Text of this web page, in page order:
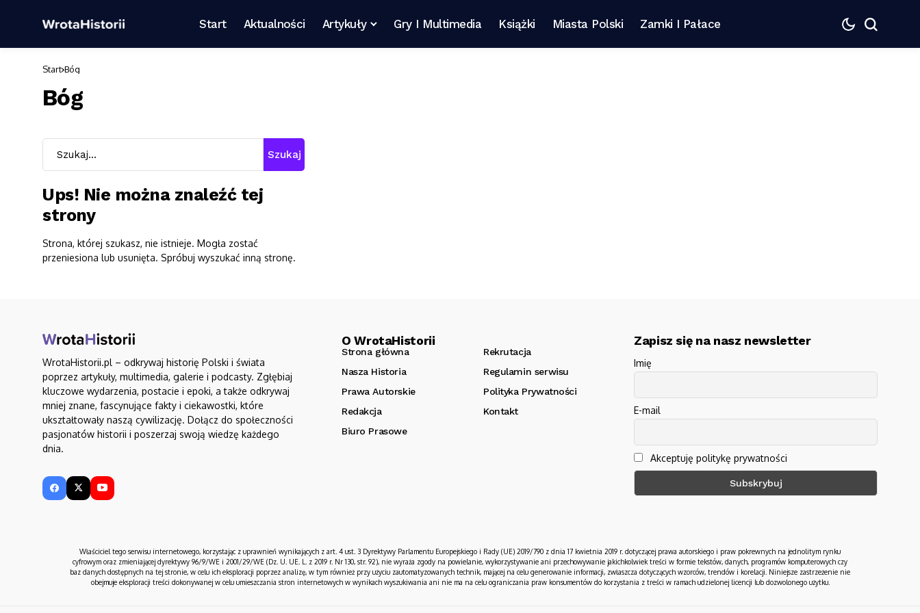
Start Aktualności Artykuły Gry I Multimedia Książki Miasta Polski Zamki I Pałace
Start Bóg
Bóg
Szukaj
Ups! Nie można znaleźć tej
strony
Strona, której szukasz, nie istnieje. Mogła zostać
przeniesiona lub usunięta. Spróbuj wyszukać inną stronę.
WrotaHistorii.pl – odkrywaj historię Polski i świata
poprzez artykuły, multimedia, galerie i podcasty. Zgłębiaj
kluczowe wydarzenia, postacie i epoki, a także odkrywaj
mniej znane, fascynujące fakty i ciekawostki, które
ukształtowały naszą cywilizację. Dołącz do społeczności
pasjonatów historii i poszerzaj swoją wiedzę każdego
dnia.
O WrotaHistorii
Strona główna
Rekrutacja
Nasza Historia
Regulamin serwisu
Prawa Autorskie
Polityka Prywatności
Redakcja
Kontakt
Biuro Prasowe
Zapisz się na nasz newsletter
Imię
E-mail
Akceptuję politykę prywatności
Właściciel tego serwisu internetowego, korzystając z uprawnień wynikających z art. 4 ust. 3 Dyrektywy Parlamentu Europejskiego i Rady (UE) 2019/790 z dnia 17 kwietnia 2019 r. dotyczącej prawa autorskiego i praw pokrewnych na jednolitym rynku
cyfrowym oraz zmieniającej dyrektywy 96/9/WE i 2001/29/WE (Dz. U. UE. L. z 2019 r. Nr 130, str. 92), nie wyraża zgody na powielanie, wykorzystywanie ani przechowywanie jakichkolwiek treści w formie tekstów, danych, programów komputerowych czy
baz danych dostępnych na tej stronie, w celu ich eksploracji poprzez analizę, w tym również przy użyciu zautomatyzowanych technik, mającej na celu generowanie informacji, zwłaszcza dotyczących wzorców, trendów i korelacji. Niniejsze zastrzeżenie nie
obejmuje eksploracji treści dokonywanej w celu umieszczania stron internetowych w wynikach wyszukiwania ani nie ma na celu ograniczania praw konsumentów do korzystania z treści w ramach udzielonej licencji lub dozwolonego użytku.